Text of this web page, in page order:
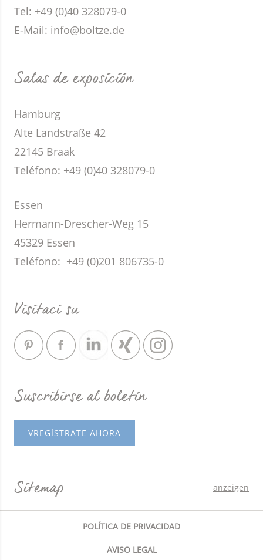
Tel: +49 (0)40 328079-0
E-Mail: info@boltze.de
Salas de exposición
Hamburg
Alte Landstraße 42
22145 Braak
Teléfono: +49 (0)40 328079-0
Essen
Hermann-Drescher-Weg 15
45329 Essen
Teléfono: +49 (0)201 806735-0
Visitaci su
Suscribirse al boletín
VREGÍSTRATE AHORA
Sitemap anzeigen
POLÍTICA DE PRIVACIDAD
AVISO LEGAL